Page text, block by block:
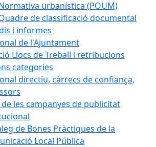
urbanística (POUM)
de classificació documental
i informes
de l'Ajuntament
Llocs de Treball i retribucions
categories
directiu, càrrecs de confiança,
de les campanyes de publicitat
de Bones Pràctiques de la
Local Pública